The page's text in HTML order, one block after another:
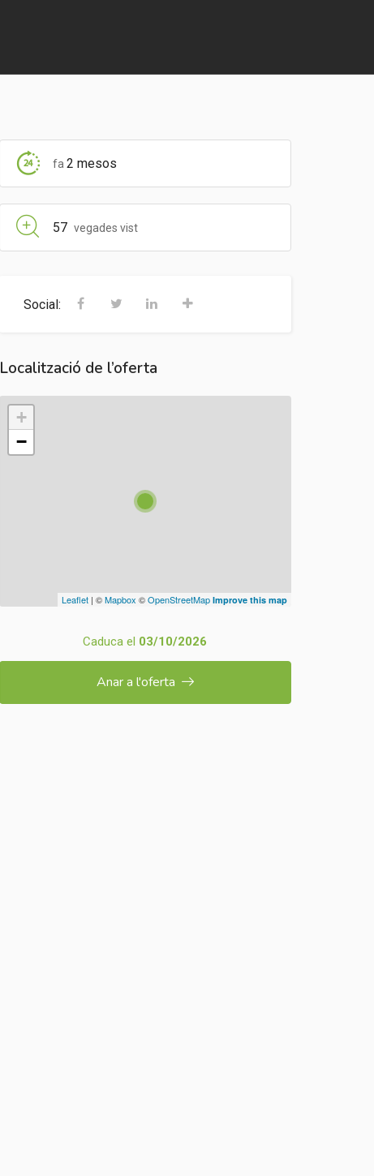
fa 2 mesos
57 vegades vist
Social:
Localització de l’oferta
+
−
Leaflet| ©Mapbox ©OpenStreetMap Improve this map
Caduca el 03/10/2026
Anar a l'oferta